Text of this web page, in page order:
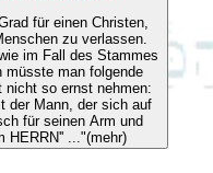
für einen Christen,
zu verlassen.
im Fall des Stammes
müsste man folgende
nicht so ernst nehmen:
der Mann, der sich auf
für seinen Arm und
HERRN'' ..."(mehr)